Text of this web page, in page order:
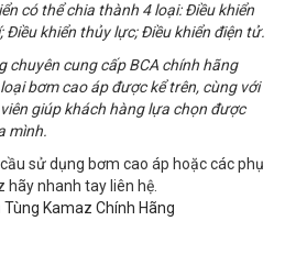
có thể chia thành 4 loại: Điều khiển
Điều khiển thủy lực; Điều khiển điện tử.
chuyên cung cấp BCA chính hãng
bơm cao áp được kể trên, cùng với
giúp khách hàng lựa chọn được
mình.
sử dụng bơm cao áp hoặc các phụ
hãy nhanh tay liên hệ.
Tùng Kamaz Chính Hãng